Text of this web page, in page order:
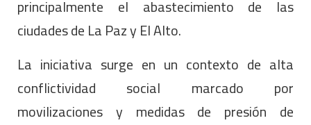
principalmente el abastecimiento de las
ciudades de La Paz y El Alto.
La iniciativa surge en un contexto de alta
conflictividad social marcado por
movilizaciones y medidas de presión de